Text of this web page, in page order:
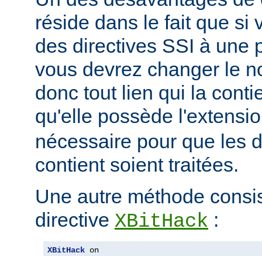
réside dans le fait que si
des directives SSI à une
vous devrez changer le
donc tout lien qui la
qu'elle possède
nécessaire pour que les
contient soient traitées.
Une autre méthode
directive XBitHack :
XBitHack on